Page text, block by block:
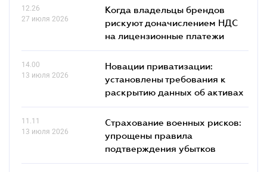
12.26
27 июля 2026
Когда владельцы брендов
рискуют доначислением НДС
на лицензионные платежи
14.00
13 июля 2026
Новации приватизации:
установлены требования к
раскрытию данных об активах
11.11
13 июля 2026
Страхование военных рисков:
упрощены правила
подтверждения убытков